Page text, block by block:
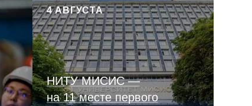
4 АВГУСТА
НИТУ МИСИС —
на 11 месте первого